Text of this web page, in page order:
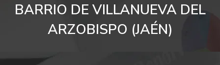
BARRIO DE VILLANUEVA DEL
ARZOBISPO (JAÉN)